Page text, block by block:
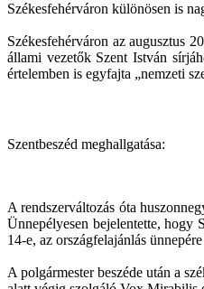
Székesfehérváron különösen is
Székesfehérváron az augusztus
állami vezetők Szent István
értelemben is egyfajta „nemzeti
Szentbeszéd meghallgatása:
A rendszerváltozás óta
Ünnepélyesen bejelentette, hogy
14-e, az országfelajánlás
A polgármester beszéde után a